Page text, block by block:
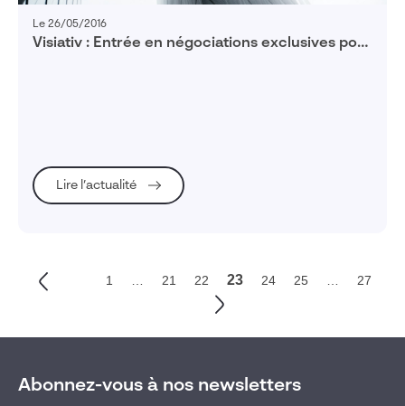
Le 26/05/2016
Visiativ : Entrée en négociations exclusives pour
Lire l’actualité
1 21 22 23 24 25 27
Abonnez-vous à nos newsletters